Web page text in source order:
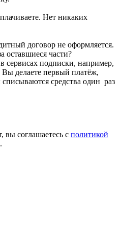
Нет никаких
договор не оформляется.
оставшиеся части?
сервисах подписки, например,
делаете первый платёж,
средства один раз
вы соглашаетесь с политикой